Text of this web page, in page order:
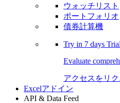
ウォッチリスト
ポートフォリオ
債券計算機
Try in 7 days
Evaluate
アクセスをリク
Excelアドイン
API & Data Feed